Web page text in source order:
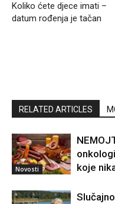
Koliko ćete djece imati –
datum rođenja je tačan
RELATED ARTICLES
Novosti
koje